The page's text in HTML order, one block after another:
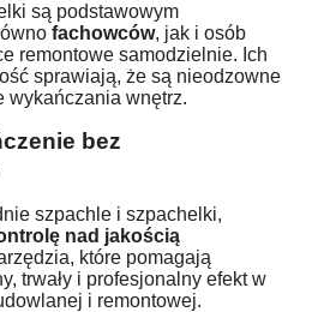
są podstawowym
fachowców, jak i osób
remontowe samodzielnie. Ich
sprawiają, że są nieodzowne
wykańczania wnętrz.
bez
szpachle i szpachelki,
nad jakością
które pomagają
trwały i profesjonalny efekt w
i remontowej.